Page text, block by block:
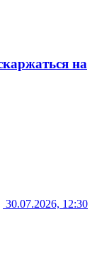
на
30.07.2026, 12:30